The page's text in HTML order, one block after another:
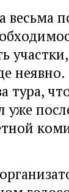
весьма
тура,
уже